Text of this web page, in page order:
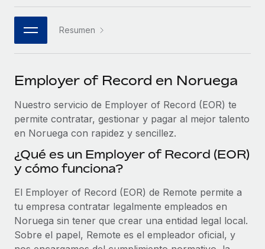
Conectar
Conecta cualquier herramienta de IA con Remote
Optimiza los procesos con herramientas empresariales
esenciales.
SERVICIOS
Pregunta a un experto
Obtén ayuda de gente experta en RR. HH. globales
y cumplimiento normativo.
Comprobaciones de antecedentes
Simplifica los procesos de cribado de candidatos.
ASOCIARSE
Socios tecnológicos estratégicos
Integra la gestión de los RR. HH. globales en tu
Asociarse
Remote Build
Próximamente
Consultoría de integraciones y automatización con IA.
CASOS PRÁCTICOS
Webinarios
Información sobre salarios y talento
Obtén ayuda
Consulta todos los recursos
BLOG
Nómina global
EOR y PEO
한국어
中文（简体）Resumen
Employer of Record en Noruega
Nuestro servicio de Employer of Record (EOR) te
permite contratar, gestionar y pagar al mejor talento
en Noruega con rapidez y sencillez.
¿Qué es un Employer of Record (EOR)
y cómo funciona?
El Employer of Record (EOR) de Remote permite a
tu empresa contratar legalmente empleados en
Noruega sin tener que crear una entidad legal local.
Sobre el papel, Remote es el empleador oficial, y